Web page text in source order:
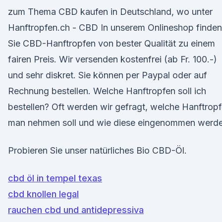
zum Thema CBD kaufen in Deutschland, wo unter
Hanftropfen.ch - CBD In unserem Onlineshop finden
Sie CBD-Hanftropfen von bester Qualität zu einem
fairen Preis. Wir versenden kostenfrei (ab Fr. 100.-)
und sehr diskret. Sie können per Paypal oder auf
Rechnung bestellen. Welche Hanftropfen soll ich
bestellen? Oft werden wir gefragt, welche
man nehmen soll und wie diese eingenommen
Probieren Sie unser natürliches Bio CBD-Öl.
cbd öl in tempel texas
cbd knollen legal
rauchen cbd und antidepressiva